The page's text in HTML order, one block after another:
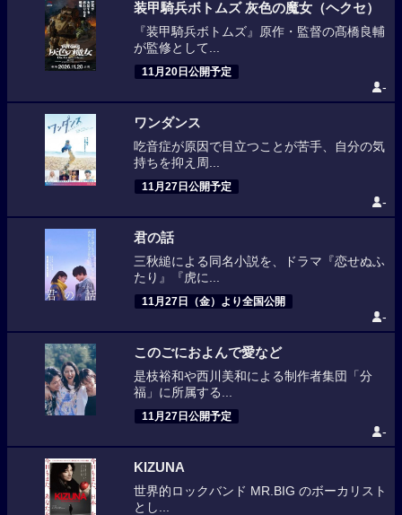
装甲騎兵ボトムズ 灰色の魔女（ヘクセ）
『装甲騎兵ボトムズ』原作・監督の髙橋良輔
が監修として...
11月20日公開予定
-
ワンダンス
吃音症が原因で目立つことが苦手、自分の気
持ちを抑え周...
11月27日公開予定
-
君の話
三秋縋による同名小説を、ドラマ『恋せぬふ
たり』『虎に...
11月27日（金）より全国公開
-
このごにおよんで愛など
是枝裕和や西川美和による制作者集団「分
福」に所属する...
11月27日公開予定
-
KIZUNA
世界的ロックバンド MR.BIG のボーカリスト
とし...